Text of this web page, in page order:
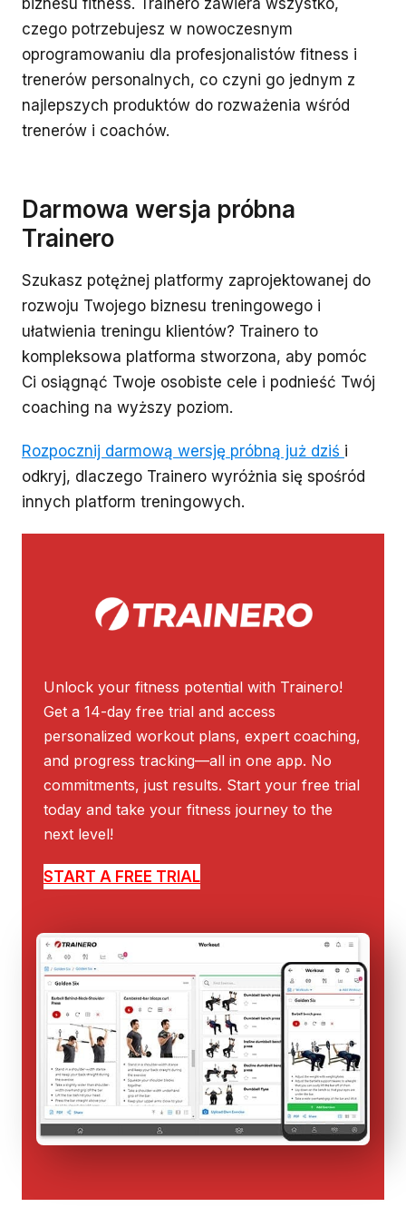
biznesu fitness. Trainero zawiera wszystko,
czego potrzebujesz w nowoczesnym
oprogramowaniu dla profesjonalistów fitness i
trenerów personalnych, co czyni go jednym z
najlepszych produktów do rozważenia wśród
trenerów i coachów.
Darmowa wersja próbna
Trainero
Szukasz potężnej platformy zaprojektowanej do
rozwoju Twojego biznesu treningowego i
ułatwienia treningu klientów? Trainero to
kompleksowa platforma stworzona, aby pomóc
Ci osiągnąć Twoje osobiste cele i podnieść Twój
coaching na wyższy poziom.
Rozpocznij darmową wersję próbną już dziś i
odkryj, dlaczego Trainero wyróżnia się spośród
innych platform treningowych.
Unlock your fitness potential with Trainero!
Get a 14-day free trial and access
personalized workout plans, expert coaching,
and progress tracking—all in one app. No
commitments, just results. Start your free trial
today and take your fitness journey to the
next level!
START A FREE TRIAL